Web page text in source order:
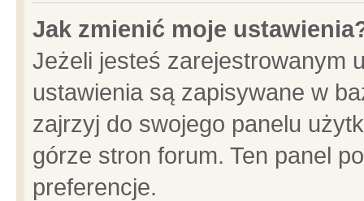
Jak zmienić moje
Jeżeli jesteś zarejestrowanym
ustawienia są zapisywane w
zajrzyj do swojego panelu
górze stron forum. Ten panel
preferencje.